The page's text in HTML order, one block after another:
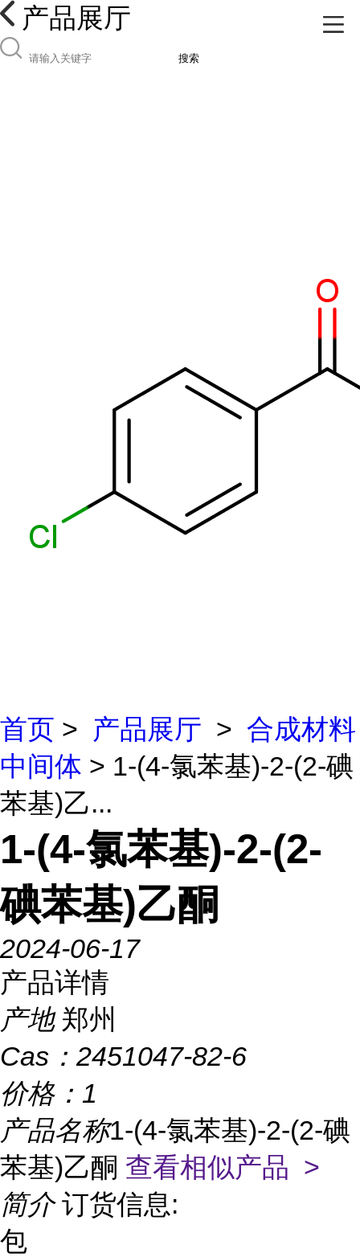
产品展厅
搜索
首页 > 产品展厅 > 合成材料
中间体 > 1-(4-氯苯基)-2-(2-碘
苯基)乙...
1-(4-氯苯基)-2-(2-
碘苯基)乙酮
2024-06-17
产品详情
产地 郑州
Cas： 2451047-82-6
价格： 1
产品名称1-(4-氯苯基)-2-(2-碘
苯基)乙酮 查看相似产品 >
简介 订货信息:
包